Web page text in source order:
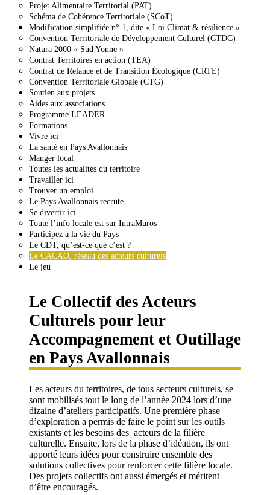
Projet Alimentaire Territorial (PAT)
Schéma de Cohérence Territoriale (SCoT)
Modification simplifiée n° 1, dite « Loi Climat & résilience »
Convention Territoriale de Développement Culturel (CTDC)
Natura 2000 « Sud Yonne »
Contrat Territoires en action (TEA)
Contrat de Relance et de Transition Écologique (CRTE)
Convention Territoriale Globale (CTG)
Soutien aux projets
Aides aux associations
Programme LEADER
Formations
Vivre ici
La santé en Pays Avallonnais
Manger local
Toutes les actualités du territoire
Travailler ici
Trouver un emploi
Le Pays Avallonnais recrute
Se divertir ici
Toute l’info locale est sur IntraMuros
Participez à la vie du Pays
Le CDT, qu’est-ce que c’est ?
Le CACAO, réseau des acteurs culturels
Le jeu
Le Collectif des Acteurs
Culturels pour leur
Accompagnement et Outillage
en Pays Avallonnais
Les acteurs du territoires, de tous secteurs culturels, se
sont mobilisés tout le long de l’année 2024 lors d’une
dizaine d’ateliers participatifs. Une première phase
d’exploration a permis de faire le point sur les outils
existants et les besoins des acteurs de la filière
culturelle. Ensuite, lors de la phase d’idéation, ils ont
apporté leurs idées pour construire ensemble des
solutions collectives pour renforcer cette filière locale.
Des projets collectifs ont aussi émergés et méritent
d’être encouragés.